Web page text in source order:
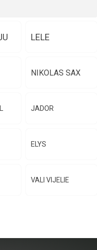
LELE
NIKOLAS SAX
JADOR
ELYS
VALI VIJELIE